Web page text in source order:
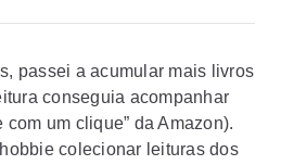
passei a acumular mais livros
conseguia acompanhar
com um clique” da Amazon).
colecionar leituras dos